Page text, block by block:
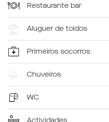
Restaurante bar
Aluguer de toldos
Primeiros socorros
Chuveiros
WC